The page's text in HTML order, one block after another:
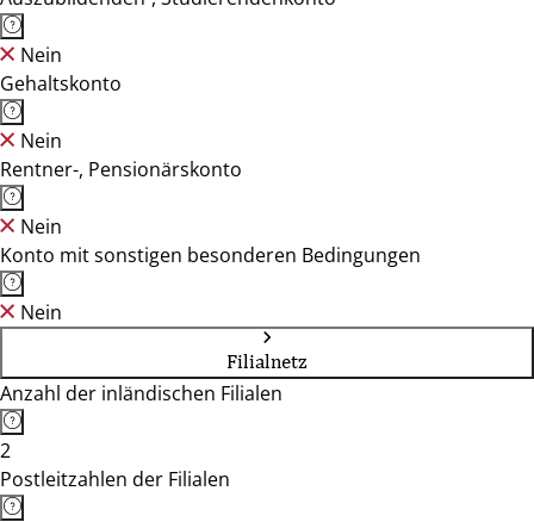
Nein
Gehaltskonto
Nein
Rentner-, Pensionärskonto
Nein
Konto mit sonstigen besonderen Bedingungen
Nein
Filialnetz
Anzahl der inländischen Filialen
2
Postleitzahlen der Filialen